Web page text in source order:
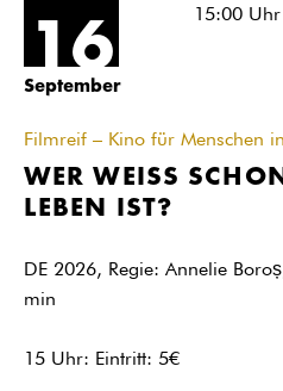
16
September
15:00Uhr
Filmreif – Kino für Menschen
WER WEISS
LEBEN IST?
DE 2026, Regie: Annelie
min
15 Uhr: Eintritt: 5€